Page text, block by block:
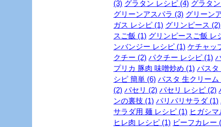
(3) グラタン レシピ (4) グラタ
グリーンアスパラ (3) グリーン
ガス レシピ (1) グリンピース (2)
スご飯 (1) グリンピースご飯 レ
ンバンジー レシピ (1) ケチャッ
クチー (2) パクチー レシピ (1)
プリカ 豚肉 味噌炒め (1) パスタ
シピ 簡単 (6) パスタ 生クリーム
(2) パセリ (2) パセリ レシピ (2)
ンの裏技 (1) パリパリサラダ (1)
サラダ用 麺 レシピ (1) ヒガシ
ヒレ肉 レシピ (1) ビーフカレー